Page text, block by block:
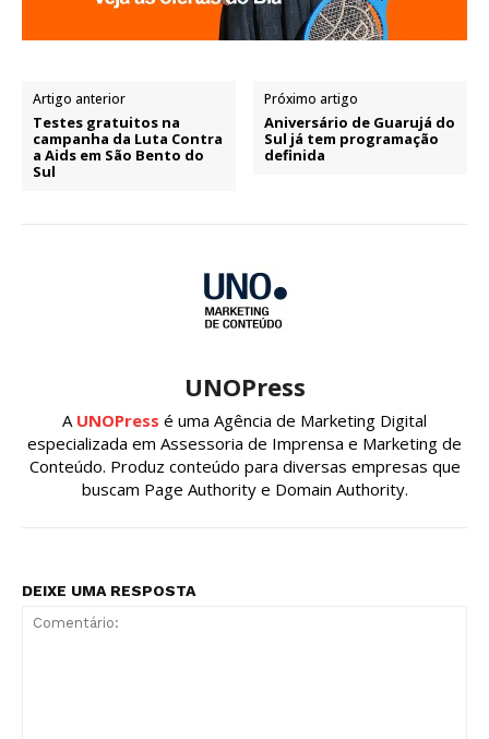
Artigo anterior
Testes gratuitos na
campanha da Luta Contra
a Aids em São Bento do
Sul
Próximo artigo
Aniversário de Guarujá do
Sul já tem programação
definida
UNOPress
A UNOPress é uma Agência de Marketing Digital
especializada em Assessoria de Imprensa e Marketing de
Conteúdo. Produz conteúdo para diversas empresas que
buscam Page Authority e Domain Authority.
DEIXE UMA RESPOSTA